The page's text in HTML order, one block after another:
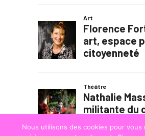
Nous utilisons des cookies pour vous